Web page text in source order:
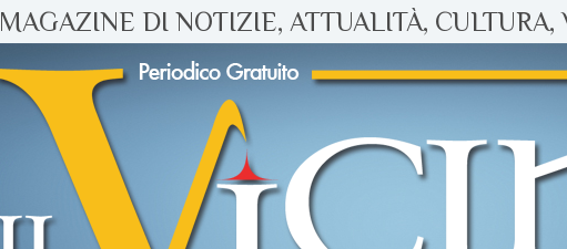
MAGAZINE DI NOTIZIE, ATTUALITÀ,